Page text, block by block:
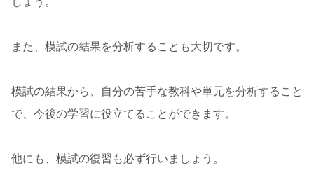
また、模試の結果を分析することも大切です。
模試の結果から、自分の苦手な教科や単元を分析すること
で、今後の学習に役立てることができます。
他にも、模試の復習も必ず行いましょう。